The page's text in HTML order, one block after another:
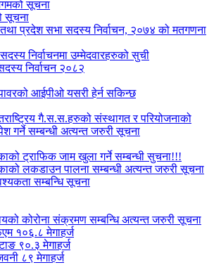
सूचना
सूचना
तथा प्रदेश सभा सदस्य निर्वाचन, २०७४ को मतगणना
निर्वाचनमा उम्मेदवारहरुको सुची
निर्वाचन २०८२
आईपीओ यसरी हेर्न सकिन्छ
गै.स.स.हरुको संस्थागत र परियोजनाको
गर्ने सम्बन्धी अत्यन्त जरुरी सूचना
ट्राफिक जाम खुला गर्ने सम्बन्धी सुचना!!!
लकडाउन पालना सम्बन्धी अत्यन्त जरुरी सूचना
सम्बन्धि सूचना
कोरोना संक्रमण सम्बन्धि अत्यन्त जरुरी सूचना
१०६.८ मेगाहर्ज
९०.३ मेगाहर्ज
८९ मेगाहर्ज